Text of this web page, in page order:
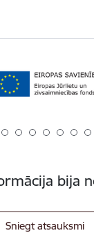
bija
Sniegt atsauksmi